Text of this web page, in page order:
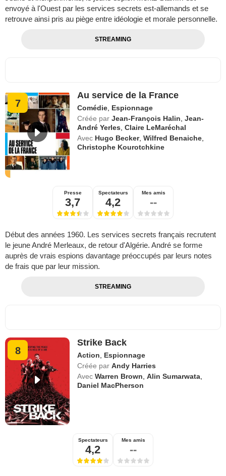
envoyé à l'Ouest par les services secrets est-allemands et se
retrouve ainsi pris au piège entre idéologie et morale personnelle.
STREAMING
7
Au service de la France
Comédie Espionnage
Créée par Jean-François Halin ,Jean-
André Yerles ,Claire LeMaréchal
Avec Hugo Becker,Wilfred Benaiche
Christophe Kourotchkine
Presse
3,7
Spectateurs
4,2
Mes amis
--
Début des années 1960. Les services secrets français recrutent
le jeune André Merleaux, de retour d'Algérie. André se forme
auprès de vrais espions davantage préoccupés par leurs notes
de frais que par leur mission.
STREAMING
8
Strike Back
Action
Espionnage
Créée par Andy Harries
Avec Warren Brown ,Alin Sumarwata
Daniel MacPherson
Spectateurs
4,2
Mes amis
--